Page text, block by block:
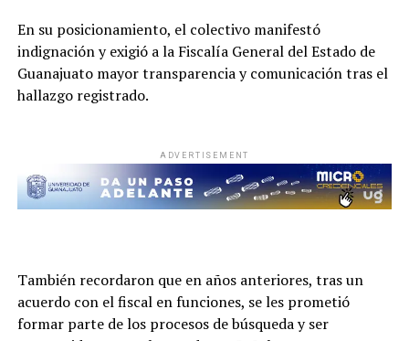
En su posicionamiento, el colectivo manifestó
indignación y exigió a la Fiscalía General del Estado de
Guanajuato mayor transparencia y comunicación tras el
hallazgo registrado.
ADVERTISEMENT
También recordaron que en años anteriores, tras un
acuerdo con el fiscal en funciones, se les prometió
formar parte de los procesos de búsqueda y ser